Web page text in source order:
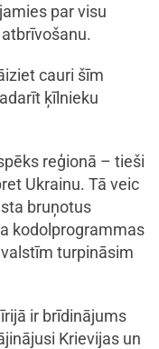
par visu
cauri šīm
ķīlnieku
reģionā – tieši
Ukrainu. Tā veic
bruņotus
kodolprogrammas
turpināsim
ir brīdinājums
Krievijas un